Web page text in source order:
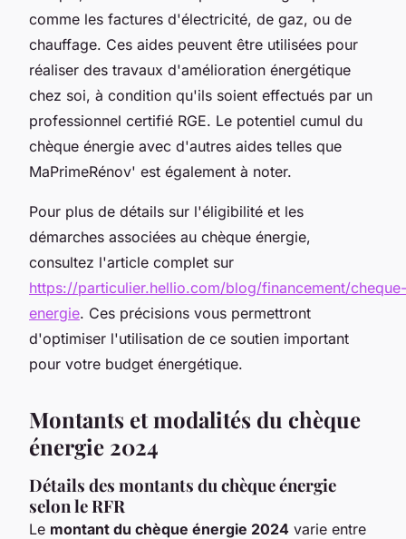
comme les factures d'électricité, de gaz, ou de
chauffage. Ces aides peuvent être utilisées pour
réaliser des travaux d'amélioration énergétique
chez soi, à condition qu'ils soient effectués par un
professionnel certifié RGE. Le potentiel cumul du
chèque énergie avec d'autres aides telles que
MaPrimeRénov' est également à noter.
Pour plus de détails sur l'éligibilité et les
démarches associées au chèque énergie,
consultez l'article complet sur
https://particulier.hellio.com/blog/financement/cheque-
energie. Ces précisions vous permettront
d'optimiser l'utilisation de ce soutien important
pour votre budget énergétique.
Montants et modalités du chèque
énergie 2024
Détails des montants du chèque énergie
selon le RFR
Le montant du chèque énergie 2024 varie entre